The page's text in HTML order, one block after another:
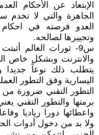
الإبتعاد عن الأحكام
الجاهزة والتي لا تخدم
العدو فرصته في
وتجييرها لصالحه.
س9- ثورات العالم
والانترنت وبشكل خاص
يتطلب ذلك نوعاً جديدا
اليسارية وفق التطور
التطور التقني ضرورة
برمتها والتطور التقني
واعطائها دورا رياديا
ولا بد من دخول أدوات